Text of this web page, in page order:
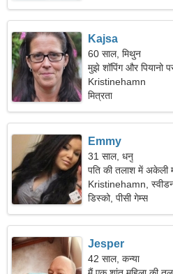
Kajsa
60 साल, मिथुन
मुझे शॉपिंग और पियानो
Kristinehamn
मित्रता
Emmy
31 साल, धनु
पति की तलाश में अकेली
Kristinehamn,
डिस्को, पीसी गेम्स
Jesper
42 साल, कन्या